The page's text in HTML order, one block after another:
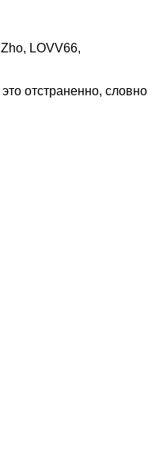
LOVV66,
отстраненно, словно